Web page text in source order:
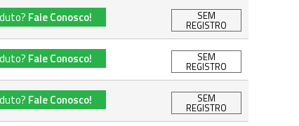
Fale Conosco! SEM
REGISTRO
Fale Conosco! SEM
REGISTRO
Fale Conosco! SEM
REGISTRO